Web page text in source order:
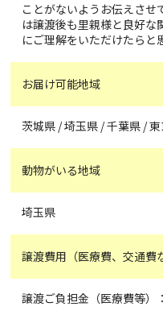
ことがないようお伝えさせ
は譲渡後も里親様と良好な
にご理解をいただけたらと
お届け可能地域
茨城県 / 埼玉県 / 千葉県 /
動物がいる地域
埼玉県
譲渡費用（医療費、交通費
譲渡ご負担金（医療費等）